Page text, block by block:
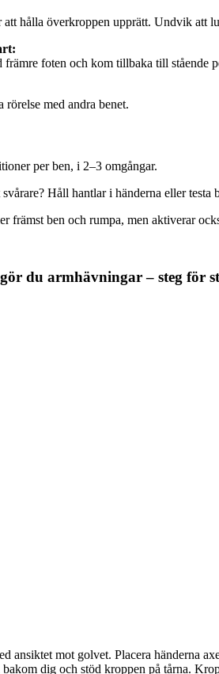
att hålla överkroppen upprätt. Undvik att
främre foten och kom tillbaka till stående
rörelse med andra benet.
per ben, i 2–3 omgångar.
Håll hantlar i händerna eller
främst ben och rumpa, men aktiverar
du armhävningar – steg för
ansiktet mot golvet. Placera händerna
bakom dig och stöd kroppen på tårna.